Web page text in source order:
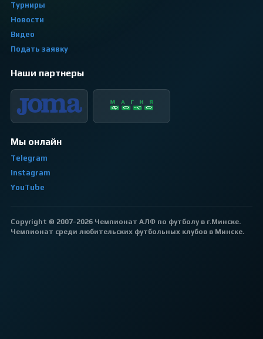
Турниры
Новости
Видео
Подать заявку
Наши партнеры
Мы онлайн
Telegram
Instagram
YouTube
Copyright © 2007-2026 Чемпионат АЛФ по футболу в г.Минске.
Чемпионат среди любительских футбольных клубов в Минске.